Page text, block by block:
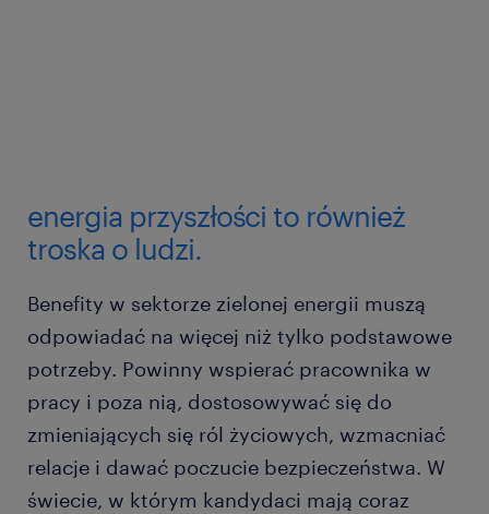
energia przyszłości to również
troska o ludzi.
Benefity w sektorze zielonej energii muszą
odpowiadać na więcej niż tylko podstawowe
potrzeby. Powinny wspierać pracownika w
pracy i poza nią, dostosowywać się do
zmieniających się ról życiowych, wzmacniać
relacje i dawać poczucie bezpieczeństwa. W
świecie, w którym kandydaci mają coraz